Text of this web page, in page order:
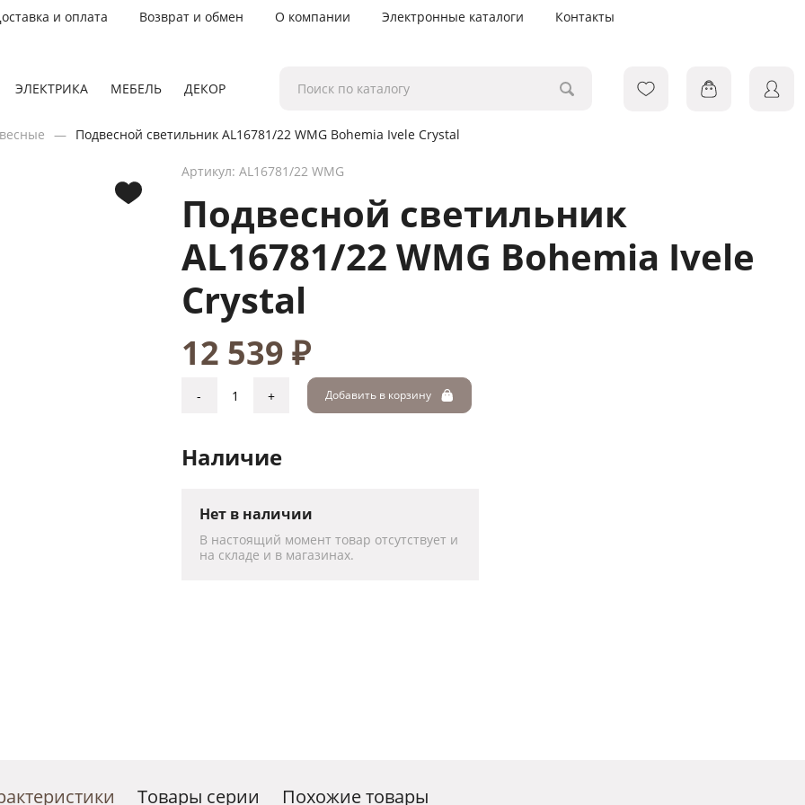
и оплата Возврат и обмен О компании Электронные каталоги Контакты
ЭЛЕКТРИКА МЕБЕЛЬ ДЕКОР
Подвесной светильник AL16781/22 WMG Bohemia Ivele Crystal
Подвесной светильник
AL16781/22 WMG Bohemia Ivele
Crystal
Артикул: AL16781/22 WMG
12 539 ₽
- + Добавить в корзину
Наличие
Нет в наличии
В настоящий момент товар отсутствует и
на складе и в магазинах.
Товары серии Похожие товары